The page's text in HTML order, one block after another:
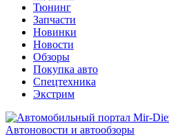
Тюнинг
Запчасти
Новинки
Новости
Обзоры
Покупка авто
Спецтехника
Экстрим